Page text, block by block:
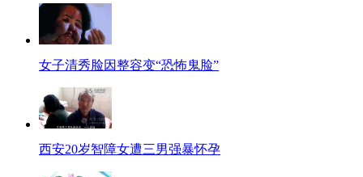
女子清秀脸因整容变“恐怖鬼脸”
西安20岁智障女遭三男强暴怀孕